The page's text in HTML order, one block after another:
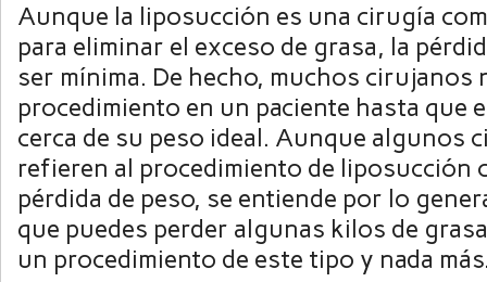
Aunque la liposucción es una cirugía
para eliminar el exceso de grasa, la
ser mínima. De hecho, muchos cirujanos
procedimiento en un paciente hasta que
cerca de su peso ideal. Aunque algunos
refieren al procedimiento de liposucción
pérdida de peso, se entiende por lo
que puedes perder algunas kilos de
un procedimiento de este tipo y nada